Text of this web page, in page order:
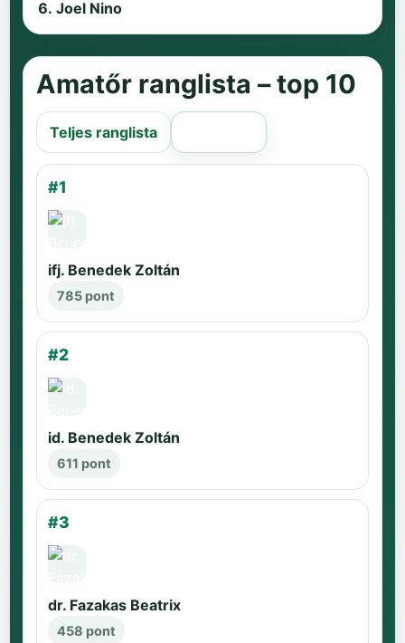
Joel Nino
Amatőr ranglista – top 10
Teljes ranglista
#1
ifj. Benedek Zoltán
785 pont
#2
id. Benedek Zoltán
611 pont
#3
dr. Fazakas Beatrix
458 pont